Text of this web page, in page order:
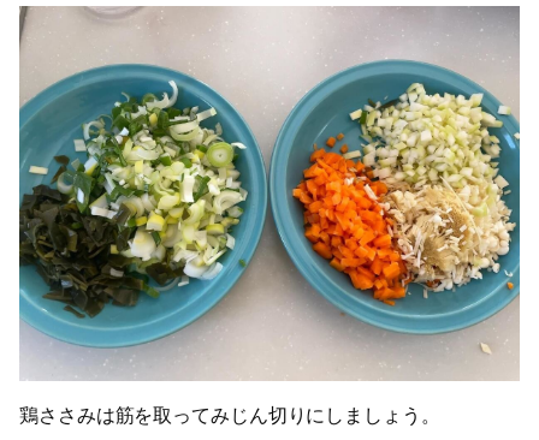
鶏ささみは筋を取ってみじん切りにしましょう。